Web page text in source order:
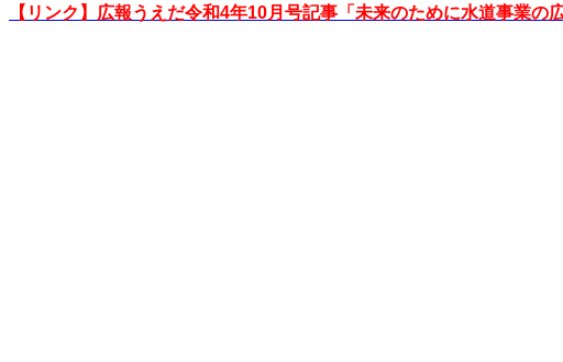
【リンク】広報うえだ令和4年10月号記事「未来のために水道事業